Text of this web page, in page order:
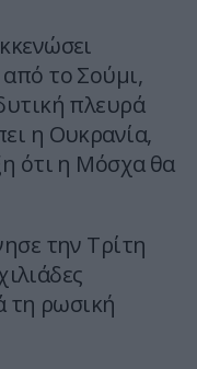
το Σούμι,
πλευρά
η Ουκρανία,
ότι η Μόσχα θα
την Τρίτη
τη ρωσική